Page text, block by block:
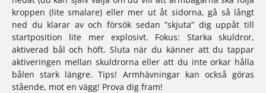
kroppen (lite smalare) eller mer ut åt sidorna, gå så långt
ned du klarar av och försök sedan ”skjuta” dig uppåt till
startposition lite mer explosivt. Fokus: Starka skuldror,
aktiverad bål och höft. Sluta när du känner att du tappar
aktiveringen mellan skuldrorna eller att du inte orkar hålla
bålen stark längre. Tips! Armhävningar kan också göras
stående, mot en vägg! Prova dig fram!